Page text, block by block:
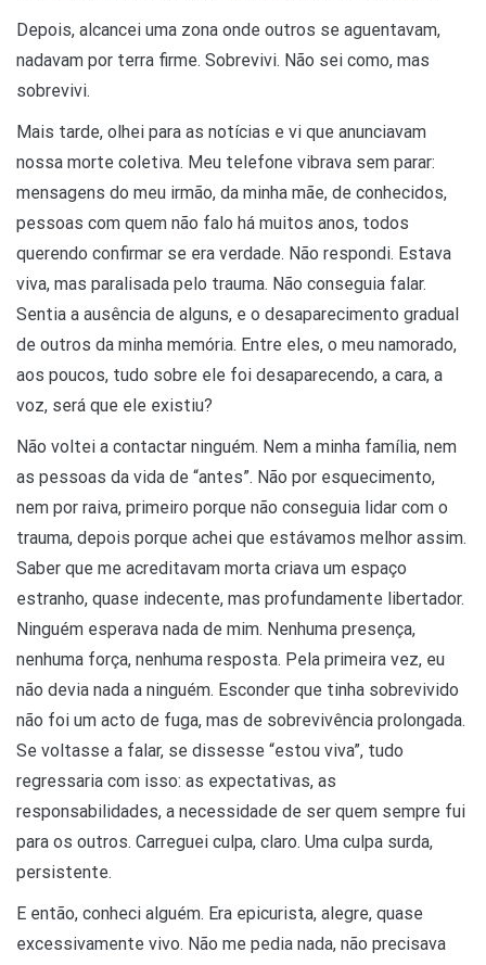
Depois, alcancei uma zona onde outros se aguentavam,
nadavam por terra firme. Sobrevivi. Não sei como, mas
sobrevivi.
Mais tarde, olhei para as notícias e vi que anunciavam
nossa morte coletiva. Meu telefone vibrava sem parar:
mensagens do meu irmão, da minha mãe, de conhecidos,
pessoas com quem não falo há muitos anos, todos
querendo confirmar se era verdade. Não respondi. Estava
viva, mas paralisada pelo trauma. Não conseguia falar.
Sentia a ausência de alguns, e o desaparecimento gradual
de outros da minha memória. Entre eles, o meu namorado,
aos poucos, tudo sobre ele foi desaparecendo, a cara, a
voz, será que ele existiu?
Não voltei a contactar ninguém. Nem a minha família, nem
as pessoas da vida de “antes”. Não por esquecimento,
nem por raiva, primeiro porque não conseguia lidar com o
trauma, depois porque achei que estávamos melhor assim.
Saber que me acreditavam morta criava um espaço
estranho, quase indecente, mas profundamente libertador.
Ninguém esperava nada de mim. Nenhuma presença,
nenhuma força, nenhuma resposta. Pela primeira vez, eu
não devia nada a ninguém. Esconder que tinha sobrevivido
não foi um acto de fuga, mas de sobrevivência prolongada.
Se voltasse a falar, se dissesse “estou viva”, tudo
regressaria com isso: as expectativas, as
responsabilidades, a necessidade de ser quem sempre fui
para os outros. Carreguei culpa, claro. Uma culpa surda,
persistente.
E então, conheci alguém. Era epicurista, alegre, quase
excessivamente vivo. Não me pedia nada, não precisava